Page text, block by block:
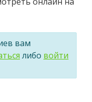
вам
либо войти